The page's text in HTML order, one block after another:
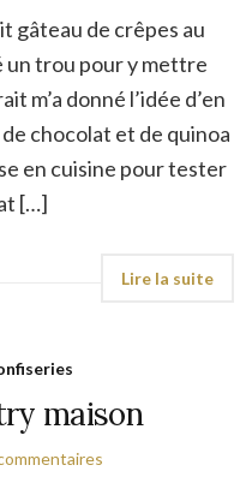
gâteau de crêpes au
un trou pour y mettre
m’a donné l’idée d’en
chocolat et de quinoa
en cuisine pour tester
[…]
maison